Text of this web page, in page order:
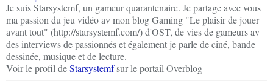
Je suis Starsystemf, un gameur quarantenaire. Je partage avec vous
ma passion du jeu vidéo av mon blog Gaming "Le plaisir de jouer
avant tout" (http://starsystemf.com/) d'OST, de vies de gameurs av
des interviews de passionnés et également je parle de ciné, bande
dessinée, musique et de lecture.
Voir le profil deStarsystemfsur le portail Overblog